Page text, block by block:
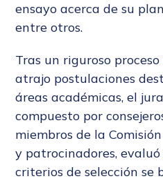
ensayo acerca de su
entre otros.
Tras un riguroso
atrajo postulaciones
áreas académicas, el
compuesto por
miembros de la
y patrocinadores,
criterios de selección se